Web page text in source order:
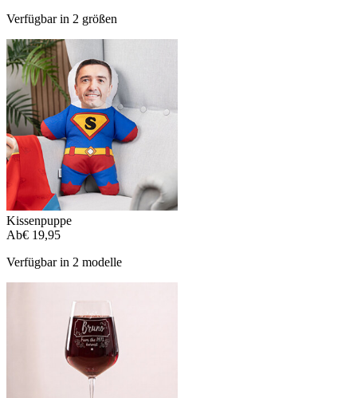
Verfügbar in 2 größen
Kissenpuppe
Ab€ 19,95
Verfügbar in 2 modelle